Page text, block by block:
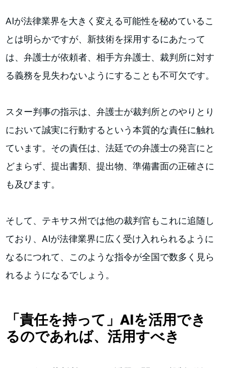
AIが法律業界を大きく変える可能性を秘めているこ
とは明らかですが、新技術を採用するにあたって
は、弁護士が依頼者、相手方弁護士、裁判所に対す
る義務を見失わないようにすることも不可欠です。
スター判事の指示は、弁護士が裁判所とのやりとり
において誠実に行動するという本質的な責任に触れ
ています。その責任は、法廷での弁護士の発言にと
どまらず、提出書類、提出物、準備書面の正確さに
も及びます。
そして、テキサス州では他の裁判官もこれに追随し
ており、AIが法律業界に広く受け入れられるように
なるにつれて、このような指令が全国で数多く見ら
れるようになるでしょう。
「責任を持って」AIを活用でき
るのであれば、活用すべき